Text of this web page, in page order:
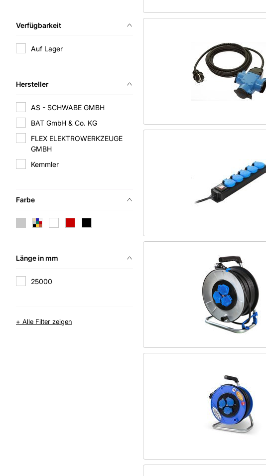
Verfügbarkeit
Auf Lager
Hersteller
AS - SCHWABE GMBH
BAT GmbH & Co. KG
FLEX ELEKTROWERKZEUGE
GMBH
Kemmler
Farbe
Länge in mm
25000
+ Alle Filter zeigen